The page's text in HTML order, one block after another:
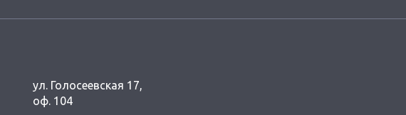
ул. Голосеевская 17,
оф. 104